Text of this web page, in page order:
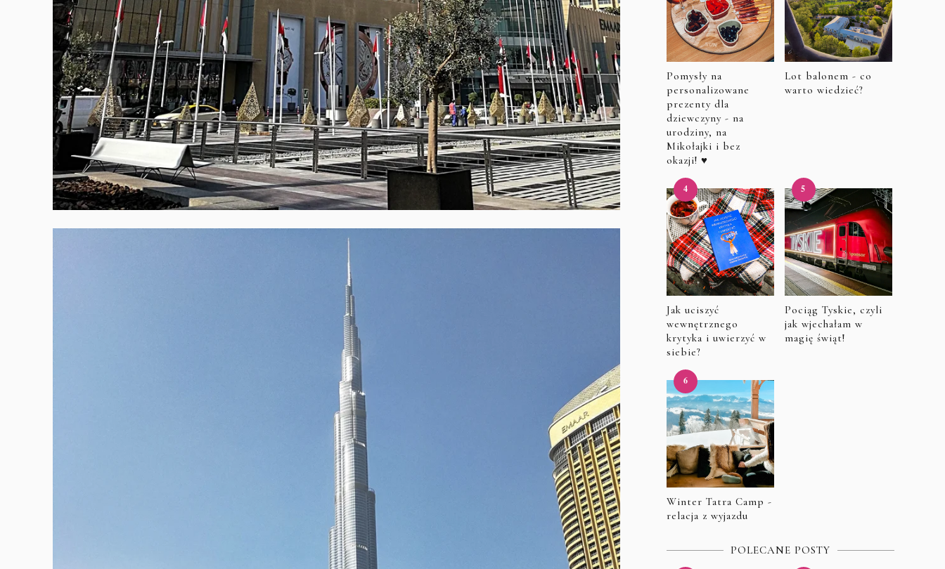
Pomysły na
personalizowane
prezenty dla
dziewczyny - na
urodziny, na
Mikołajki i bez
okazji! ♥
Lot balonem - co
warto wiedzieć?
Jak uciszyć
wewnętrznego
krytyka i uwierzyć w
siebie?
Pociąg Tyskie, czyli
jak wjechałam w
magię świąt!
Winter Tatra Camp -
relacja z wyjazdu
POLECANE POSTY